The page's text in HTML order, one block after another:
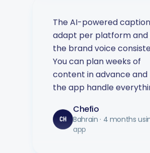
adapt per platform and
the brand voice
You can plan weeks of
content in advance and
the app handle
CH
Bahrain · 4 months
app